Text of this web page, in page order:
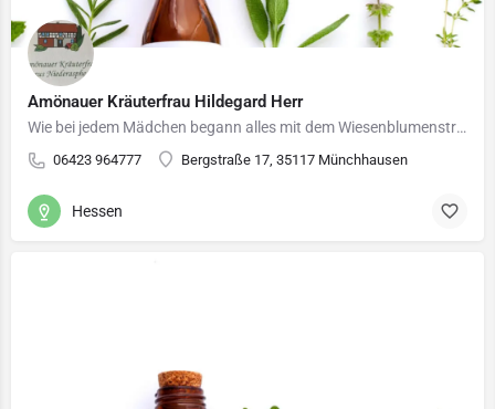
Amönauer Kräuterfrau Hildegard Herr
Wie bei jedem Mädchen begann alles mit dem Wiesenblumenstrauß für die Mutti. Dann kam lange Zeit gar nichts.…
06423 964777 Bergstraße 17, 35117 Münchhausen
Hessen